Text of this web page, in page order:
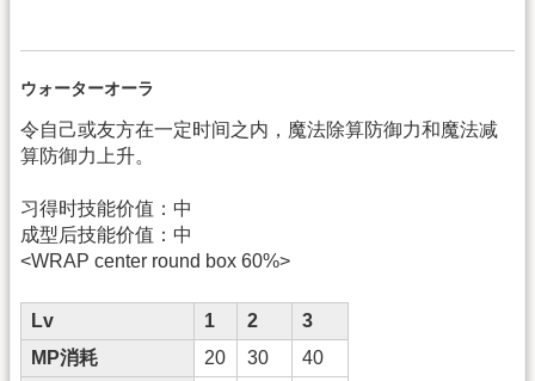
ウォーターオーラ
令自己或友方在一定时间之内，魔法除算防御力和魔法减
算防御力上升。
习得时技能价值：中
成型后技能价值：中
<WRAP center round box 60%>
Lv 1 2
3
MP消耗
20 30
40